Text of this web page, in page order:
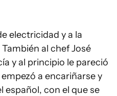
electricidad y a la
al chef José
y al principio le pareció
a encariñarse y
con el que se